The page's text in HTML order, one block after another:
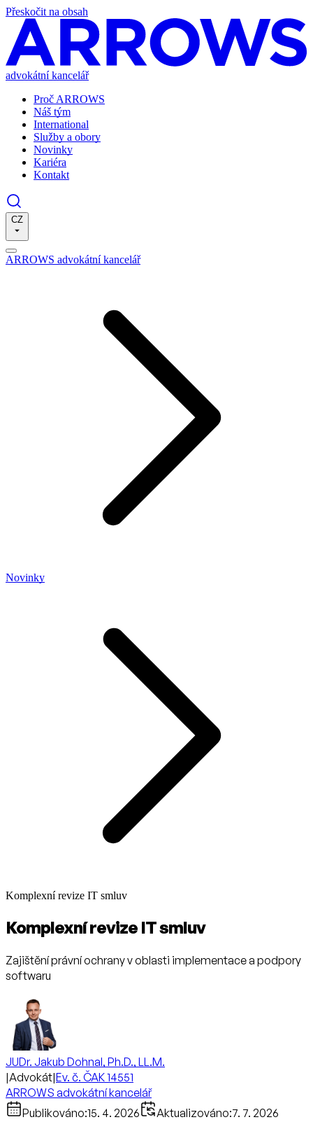
Přeskočit na obsah
advokátní kancelář
Proč ARROWS
Náš tým
International
Služby a obory
Novinky
Kariéra
Kontakt
CZ
ARROWS advokátní kancelář
Novinky
Komplexní revize IT smluv
Komplexní revize IT smluv
Zajištění právní ochrany v oblasti implementace a podpory
softwaru
JUDr. Jakub Dohnal, Ph.D., LL.M.
|Advokát|Ev. č. ČAK 14551
ARROWS advokátní kancelář
Publikováno:15. 4. 2026 Aktualizováno:7. 7. 2026